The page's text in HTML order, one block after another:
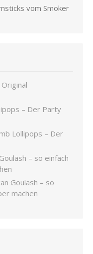
vom Smoker
Original
– Der Party
Lollipops – Der
– so einfach
Goulash – so
machen